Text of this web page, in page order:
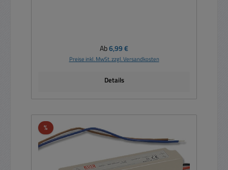
Regulärer Preis:
Ab6,99 €
Preise inkl. MwSt. zzgl. Versandkosten
Details
%Rabatt